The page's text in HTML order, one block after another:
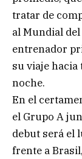
tratar de
al Mundial
entrenador
su viaje
noche.
En el
el Grupo A
debut será el
frente a